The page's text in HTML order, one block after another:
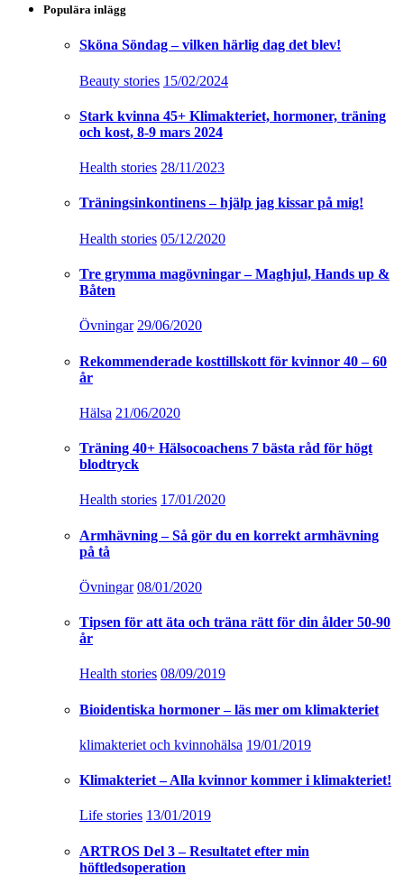
Populära inlägg
Sköna Söndag – vilken härlig dag det blev!
Beauty stories 15/02/2024
Stark kvinna 45+ Klimakteriet, hormoner, träning
och kost, 8-9 mars 2024
Health stories 28/11/2023
Träningsinkontinens – hjälp jag kissar på mig!
Health stories 05/12/2020
Tre grymma magövningar – Maghjul, Hands up &
Båten
Övningar 29/06/2020
Rekommenderade kosttillskott för kvinnor 40 – 60
år
Hälsa 21/06/2020
Träning 40+ Hälsocoachens 7 bästa råd för högt
blodtryck
Health stories 17/01/2020
Armhävning – Så gör du en korrekt armhävning
på tå
Övningar 08/01/2020
Tipsen för att äta och träna rätt för din ålder 50-90
år
Health stories 08/09/2019
Bioidentiska hormoner – läs mer om klimakteriet
klimakteriet och kvinnohälsa 19/01/2019
Klimakteriet – Alla kvinnor kommer i klimakteriet!
Life stories 13/01/2019
ARTROS Del 3 – Resultatet efter min
höftledsoperation